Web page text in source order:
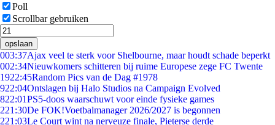
Poll
Scrollbar gebruiken
opslaan
003:37Ajax veel te sterk voor Shelbourne, maar houdt schade beperkt
002:34Nieuwkomers schitteren bij ruime Europese zege FC Twente
1922:45Random Pics van de Dag #1978
922:04Ontslagen bij Halo Studios na Campaign Evolved
822:01PS5-doos waarschuwt voor einde fysieke games
221:30De FOK!Voetbalmanager 2026/2027 is begonnen
221:03Le Court wint na nerveuze finale, Pieterse derde